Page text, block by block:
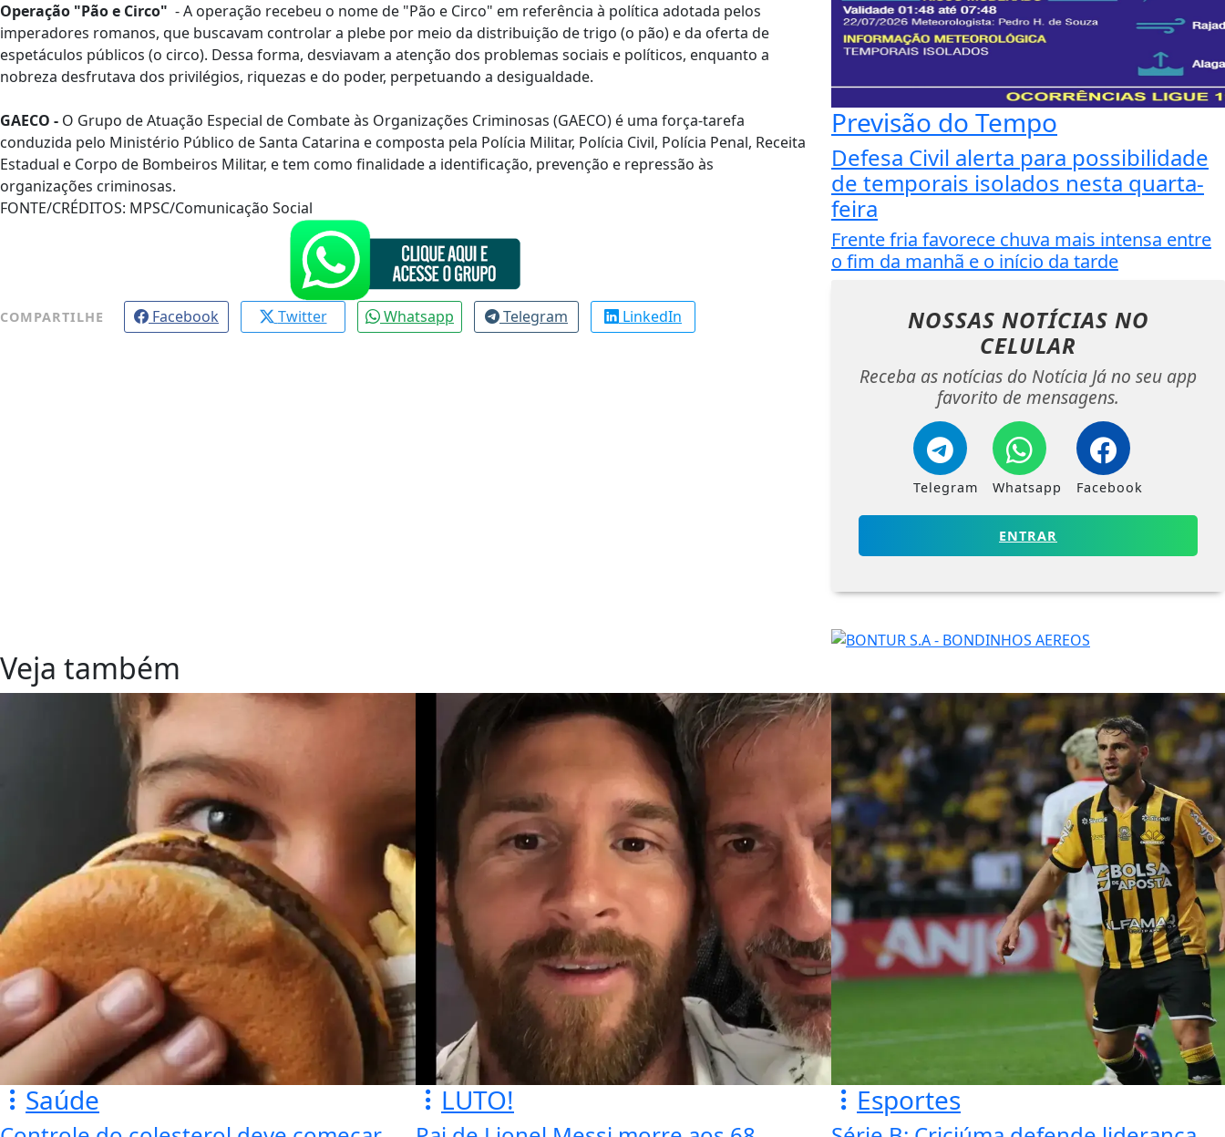
Operação "Pão e Circo" - A operação recebeu o nome de "Pão e Circo" em referência à política adotada pelos
imperadores romanos, que buscavam controlar a plebe por meio da distribuição de trigo (o pão) e da oferta de
espetáculos públicos (o circo). Dessa forma, desviavam a atenção dos problemas sociais e políticos, enquanto a
nobreza desfrutava dos privilégios, riquezas e do poder, perpetuando a desigualdade.
GAECO - O Grupo de Atuação Especial de Combate às Organizações Criminosas (GAECO) é uma força-tarefa
conduzida pelo Ministério Público de Santa Catarina e composta pela Polícia Militar, Polícia Civil, Polícia Penal, Receita
Estadual e Corpo de Bombeiros Militar, e tem como finalidade a identificação, prevenção e repressão às
organizações criminosas.
FONTE/CRÉDITOS: MPSC/Comunicação Social
COMPARTILHE Facebook Twitter Whatsapp Telegram LinkedIn
Previsão do Tempo
Defesa Civil alerta para possibilidade
de temporais isolados nesta quarta-
feira
Frente fria favorece chuva mais intensa entre
o fim da manhã e o início da tarde
NOSSAS NOTÍCIAS NO
CELULAR
Receba as notícias do Notícia Já no seu app
favorito de mensagens.
Telegram Whatsapp Facebook
ENTRAR
Veja também
Saúde LUTO! Esportes